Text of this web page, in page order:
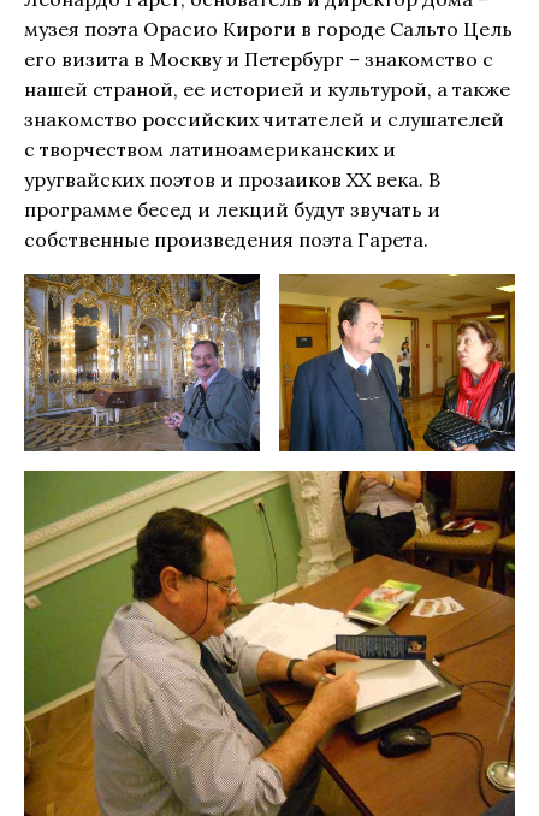
музея поэта Орасио Кироги в городе Сальто Цель
его визита в Москву и Петербург – знакомство с
нашей страной, ее историей и культурой, а также
знакомство российских читателей и слушателей
с творчеством латиноамериканских и
уругвайских поэтов и прозаиков ХХ века. В
программе бесед и лекций будут звучать и
собственные произведения поэта Гарета.